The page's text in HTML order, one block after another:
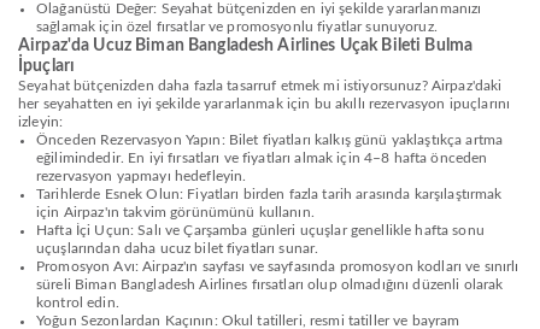
Olağanüstü Değer: Seyahat bütçenizden en iyi şekilde yararlanmanızı
sağlamak için özel fırsatlar ve promosyonlu fiyatlar sunuyoruz.
Airpaz'da Ucuz Biman Bangladesh Airlines Uçak Bileti Bulma
İpuçları
Seyahat bütçenizden daha fazla tasarruf etmek mi istiyorsunuz? Airpaz'daki
her seyahatten en iyi şekilde yararlanmak için bu akıllı rezervasyon ipuçlarını
izleyin:
Önceden Rezervasyon Yapın: Bilet fiyatları kalkış günü yaklaştıkça artma
eğilimindedir. En iyi fırsatları ve fiyatları almak için 4–8 hafta önceden
rezervasyon yapmayı hedefleyin.
Tarihlerde Esnek Olun: Fiyatları birden fazla tarih arasında karşılaştırmak
için Airpaz'ın takvim görünümünü kullanın.
Hafta İçi Uçun: Salı ve Çarşamba günleri uçuşlar genellikle hafta sonu
uçuşlarından daha ucuz bilet fiyatları sunar.
Promosyon Avı: Airpaz'ın sayfası ve sayfasında promosyon kodları ve sınırlı
süreli Biman Bangladesh Airlines fırsatları olup olmadığını düzenli olarak
kontrol edin.
Yoğun Sezonlardan Kaçının: Okul tatilleri, resmi tatiller ve bayram